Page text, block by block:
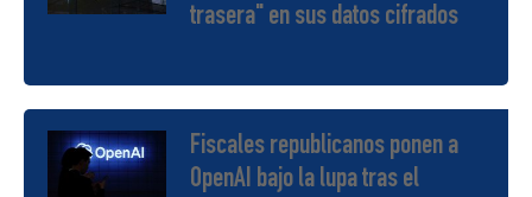
trasera" en sus datos cifrados
Fiscales republicanos ponen a
OpenAI bajo la lupa tras el